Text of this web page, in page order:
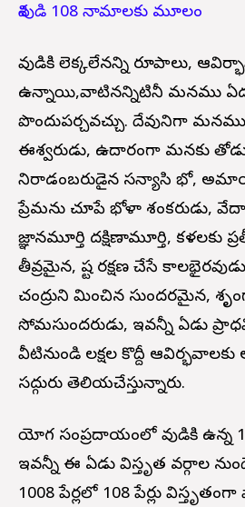
శివుడి 108 నామాలకు మూలం
శివుడికి లెక్కలేనన్ని రూపాలు,
ఉన్నాయి,వాటినన్నిటినీ మనము
పొందుపర్చవచ్చు. దేవునిగా
ఈశ్వరుడు, ఉదారంగా మనకు
నిరాడంబరుడైన సన్యాసి భో,
ప్రేమను చూపే భోళా శంకరుడు,
జ్ఞానమూర్తి దక్షిణామూర్తి, కళలకు
తీవ్రమైన, శిష్ట రక్షణ చేసే
చంద్రుని మించిన సుందరమైన,
సోమసుందరుడు, ఇవన్నీ ఏడు
వీటినుండి లక్షల కొద్దీ
సద్గురు తెలియచేస్తున్నారు.
యోగ సంప్రదాయంలో శివుడికి ఉన్న
ఇవన్నీ ఈ ఏడు విస్తృత వర్గాల
1008 పేర్లలో 108 పేర్లు